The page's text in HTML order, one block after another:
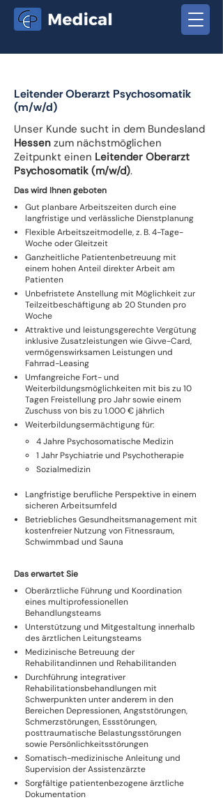
Leitender Oberarzt Psychosomatik
(m/w/d)
Unser Kunde sucht in dem Bundesland
Hessen zum nächstmöglichen
Zeitpunkt einen Leitender Oberarzt
Psychosomatik (m/w/d).
Das wird Ihnen geboten
Gut planbare Arbeitszeiten durch eine
langfristige und verlässliche Dienstplanung
Flexible Arbeitszeitmodelle, z. B. 4-Tage-
Woche oder Gleitzeit
Ganzheitliche Patientenbetreuung mit
einem hohen Anteil direkter Arbeit am
Patienten
Unbefristete Anstellung mit Möglichkeit zur
Teilzeitbeschäftigung ab 20 Stunden pro
Woche
Attraktive und leistungsgerechte Vergütung
inklusive Zusatzleistungen wie Givve-Card,
vermögenswirksamen Leistungen und
Fahrrad-Leasing
Umfangreiche Fort- und
Weiterbildungsmöglichkeiten mit bis zu 10
Tagen Freistellung pro Jahr sowie einem
Zuschuss von bis zu 1.000 € jährlich
Weiterbildungsermächtigung für:
4 Jahre Psychosomatische Medizin
1 Jahr Psychiatrie und Psychotherapie
Sozialmedizin
Langfristige berufliche Perspektive in einem
sicheren Arbeitsumfeld
Betriebliches Gesundheitsmanagement mit
kostenfreier Nutzung von Fitnessraum,
Schwimmbad und Sauna
Das erwartet Sie
Oberärztliche Führung und Koordination
eines multiprofessionellen
Behandlungsteams
Unterstützung und Mitgestaltung innerhalb
des ärztlichen Leitungsteams
Medizinische Betreuung der
Rehabilitandinnen und Rehabilitanden
Durchführung integrativer
Rehabilitationsbehandlungen mit
Schwerpunkten unter anderem in den
Bereichen Depressionen, Angststörungen,
Schmerzstörungen, Essstörungen,
posttraumatische Belastungsstörungen
sowie Persönlichkeitsstörungen
Somatisch-medizinische Anleitung und
Supervision der Assistenzärzte
Sorgfältige patientenbezogene ärztliche
Dokumentation